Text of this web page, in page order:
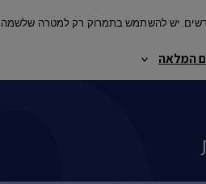
לאחר הפתיחה: 12 חודשים. יש להשתמש בתמרוק רק
המלאה